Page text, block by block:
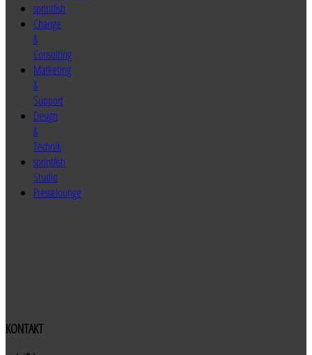
sprintfish
Change
&
Consulting
Marketing
&
Support
Design
&
Technik
sprintfish
Studio
Presselounge
KONTAKT